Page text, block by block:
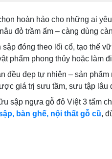
hoàn hảo cho những ai
đỏ trầm ấm – càng dùng
sập đóng theo lối cổ, tạo thế
phẩm phong thủy hoặc làm
đều đẹp tự nhiên – sản
giá trị sưu tầm, sưu tập lâu
sập ngựa gỗ đỏ Việt 3 tấm
bàn ghế, nội thất gỗ cũ,